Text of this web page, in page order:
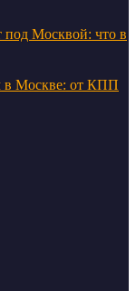
под Москвой: что в
в Москве: от КПП